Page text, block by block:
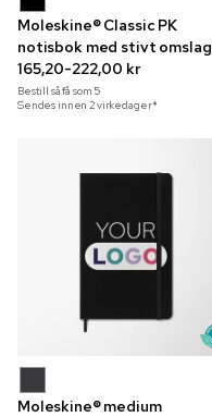
Moleskine® Classic PK
notisbok med stivt omslag
165,20-222,00 kr
Bestill så få som 5
Sendes innen 2 virkedager*
Moleskine® medium